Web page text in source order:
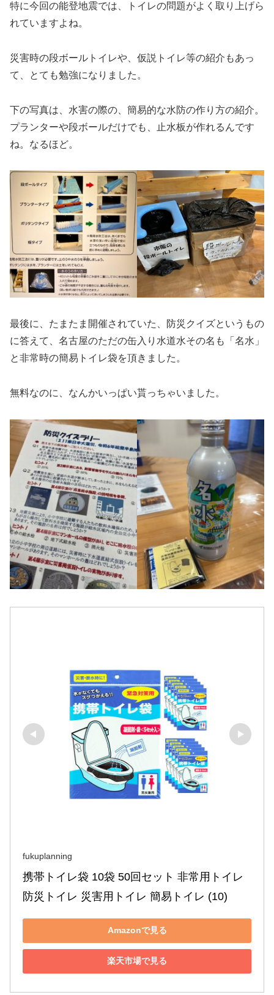
特に今回の能登地震では、トイレの問題がよく取り上げら
れていますよね。
災害時の段ボールトイレや、仮説トイレ等の紹介もあっ
て、とても勉強になりました。
下の写真は、水害の際の、簡易的な水防の作り方の紹介。
プランターや段ボールだけでも、止水板が作れるんです
ね。なるほど。
最後に、たまたま開催されていた、防災クイズというもの
に答えて、名古屋のただの缶入り水道水その名も「名水」
と非常時の簡易トイレ袋を頂きました。
無料なのに、なんかいっぱい貰っちゃいました。
fukuplanning
携帯トイレ袋 10袋 50回セット 非常用トイレ
防災トイレ 災害用トイレ 簡易トイレ (10)
Amazonで見る
楽天市場で見る